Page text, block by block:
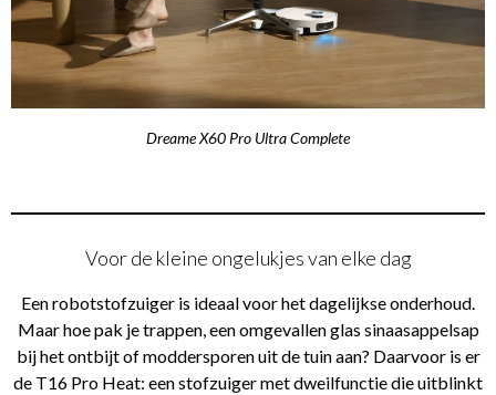
Dreame X60 Pro Ultra Complete
Voor de kleine ongelukjes van elke dag
Een robotstofzuiger is ideaal voor het dagelijkse onderhoud.
Maar hoe pak je trappen, een omgevallen glas sinaasappelsap
bij het ontbijt of moddersporen uit de tuin aan? Daarvoor is er
de T16 Pro Heat: een stofzuiger met dweilfunctie die uitblinkt